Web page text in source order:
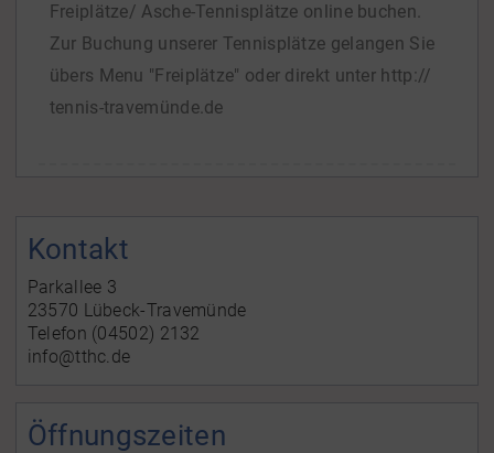
Freiplätze/ Asche-Tennisplätze online buchen.
Zur Buchung unserer Tennisplätze gelangen Sie
übers Menu "Freiplätze" oder direkt unter http://
tennis-travemünde.de
Kontakt
Parkallee 3
23570 Lübeck-Travemünde
Telefon (04502) 2132
info@tthc.de
Öffnungszeiten